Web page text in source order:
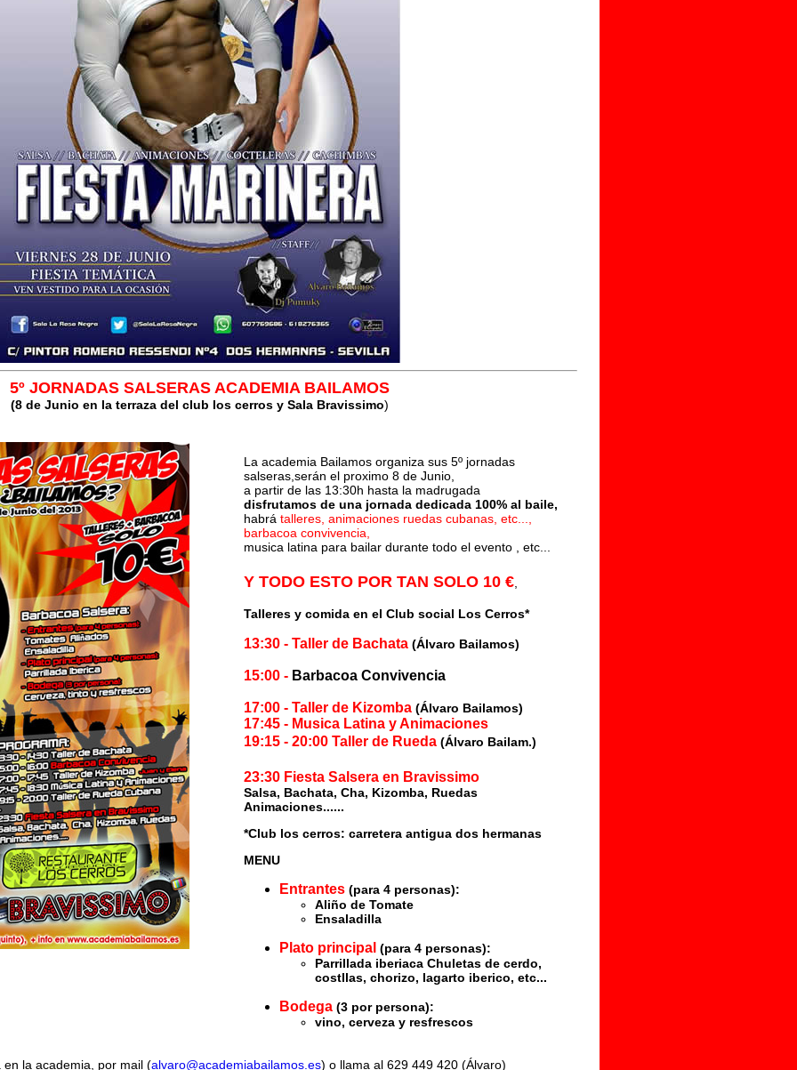
5º JORNADAS SALSERAS ACADEMIA BAILAMOS
(8 de Junio en la terraza del club los cerros y Sala Bravissimo)
La academia Bailamos organiza sus 5º jornadas
salseras,serán el proximo 8 de Junio,
a partir de las 13:30h hasta la madrugada
disfrutamos de una jornada dedicada 100% al baile,
habrá talleres, animaciones ruedas cubanas, etc...,
barbacoa convivencia,
musica latina para bailar durante todo el evento , etc...
Y TODO ESTO POR TAN SOLO 10 €,
Talleres y comida en el Club social Los Cerros*
13:30 - Taller de Bachata (Álvaro Bailamos)
15:00 - Barbacoa Convivencia
17:00 - Taller de Kizomba (Álvaro Bailamos)
17:45 - Musica Latina y Animaciones
19:15 - 20:00 Taller de Rueda (Álvaro Bailam.)
23:30 Fiesta Salsera en Bravissimo
Salsa, Bachata, Cha, Kizomba, Ruedas
Animaciones......
*Club los cerros: carretera antigua dos hermanas
MENU
Entrantes(para 4 personas):
Aliño de Tomate
Ensaladilla
Plato principal (para 4 personas):
Parrillada iberiaca Chuletas de cerdo,
costllas, chorizo, lagarto iberico, etc...
Bodega(3 por persona):
vino, cerveza y resfrescos
la academia, por mail (alvaro@academiabailamos.es) o llama al 629 449 420 (Álvaro)